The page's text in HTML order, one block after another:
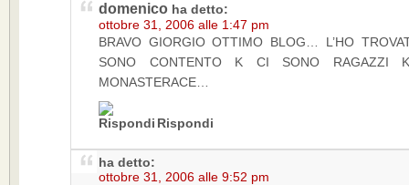
domenico ha detto:
ottobre 31, 2006 alle 1:47 pm
BRAVO GIORGIO OTTIMO BLOG… L’HO
SONO CONTENTO K CI SONO RAGAZZI
MONASTERACE…
Rispondi
ha detto:
ottobre 31, 2006 alle 9:52 pm